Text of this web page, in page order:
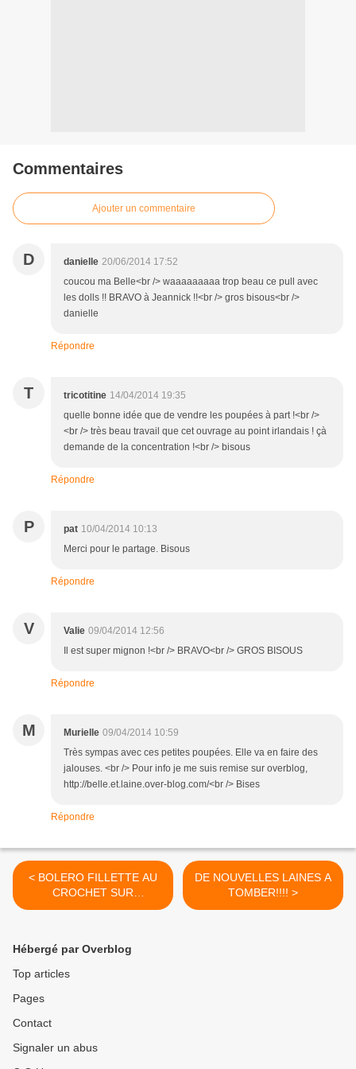
Commentaires
Ajouter un commentaire
D danielle 20/06/2014 17:52
coucou ma Belle<br /> waaaaaaaaa trop beau ce pull avec
les dolls !! BRAVO à Jeannick !!<br /> gros bisous<br />
danielle
Répondre
T tricotitine 14/04/2014 19:35
quelle bonne idée que de vendre les poupées à part !<br />
<br /> très beau travail que cet ouvrage au point irlandais ! çà
demande de la concentration !<br /> bisous
Répondre
P pat 10/04/2014 10:13
Merci pour le partage. Bisous
Répondre
V Valie 09/04/2014 12:56
Il est super mignon !<br /> BRAVO<br /> GROS BISOUS
Répondre
M Murielle 09/04/2014 10:59
Très sympas avec ces petites poupées. Elle va en faire des
jalouses. <br /> Pour info je me suis remise sur overblog,
http://belle.et.laine.over-blog.com/<br /> Bises
Répondre
< BOLERO FILLETTE AU
CROCHET SUR
MESURE....laine poupées...
DE NOUVELLES LAINES A
TOMBER!!!! >
Hébergé par Overblog
Top articles
Pages
Contact
Signaler un abus